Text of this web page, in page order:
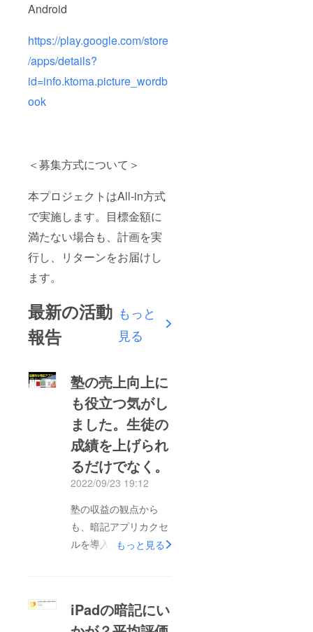
Android
https://play.google.com/store
/apps/details?
id=info.ktoma.picture_wordb
ook
＜募集方式について＞
本プロジェクトはAll-in方式
で実施します。目標金額に
満たない場合も、計画を実
行し、リターンをお届けし
ます。
最新の活動
報告
もっと
見る
塾の売上向上に
も役立つ気がし
ました。生徒の
成績を上げられ
るだけでなく。
2022/09/23 19:12
塾の収益の観点から
も、暗記アプリカクセ
ルを導入する意味はあ
り、生徒の成績が上が
もっと見る
iPadの暗記にい